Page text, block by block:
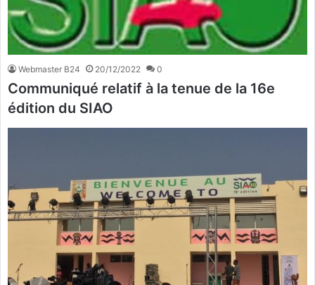
Webmaster B24 20/12/2022 0
Communiqué relatif à la tenue de la 16e
édition du SIAO